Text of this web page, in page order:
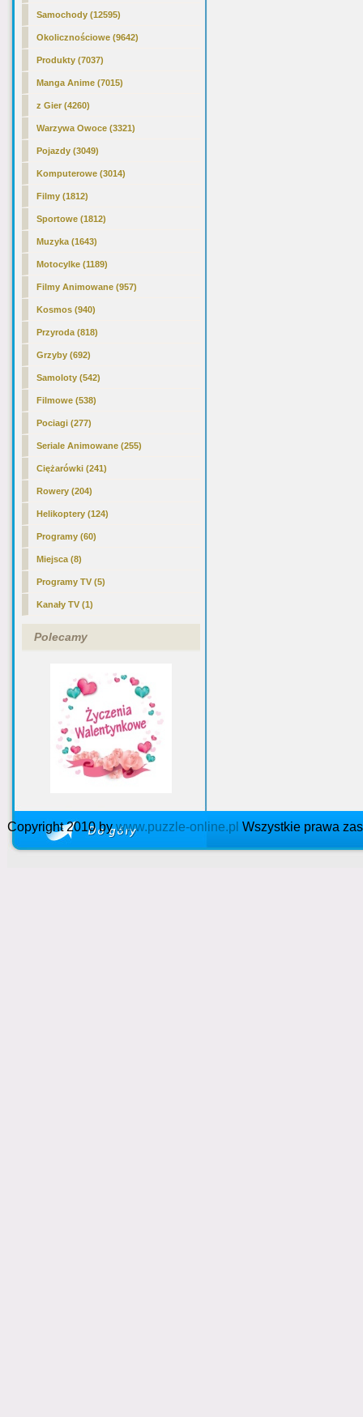
Samochody (12595)
Okolicznościowe (9642)
Produkty (7037)
Manga Anime (7015)
z Gier (4260)
Warzywa Owoce (3321)
Pojazdy (3049)
Komputerowe (3014)
Filmy (1812)
Sportowe (1812)
Muzyka (1643)
Motocylke (1189)
Filmy Animowane (957)
Kosmos (940)
Przyroda (818)
Grzyby (692)
Samoloty (542)
Filmowe (538)
Pociagi (277)
Seriale Animowane (255)
Ciężarówki (241)
Rowery (204)
Helikoptery (124)
Programy (60)
Miejsca (8)
Programy TV (5)
Kanały TV (1)
Polecamy
Copyright 2010 bywww.puzzle-online.pl Wszystkie prawa